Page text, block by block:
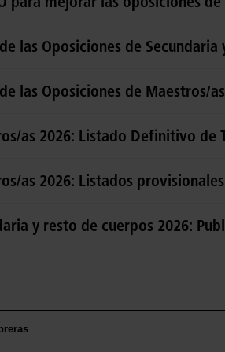
las Oposiciones de
las Oposiciones de Maestros/
as 2026: Listado Definitivo de
as 2026: Listados
y resto de cuerpos 2026: